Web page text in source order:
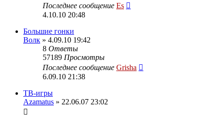
Последнее сообщение Es
4.10.10 20:48
Большие гонки
Волк » 4.09.10 19:42
8 Ответы
57189 Просмотры
Последнее сообщение Grisha
6.09.10 21:38
ТВ-игры
Azamatus » 22.06.07 23:02